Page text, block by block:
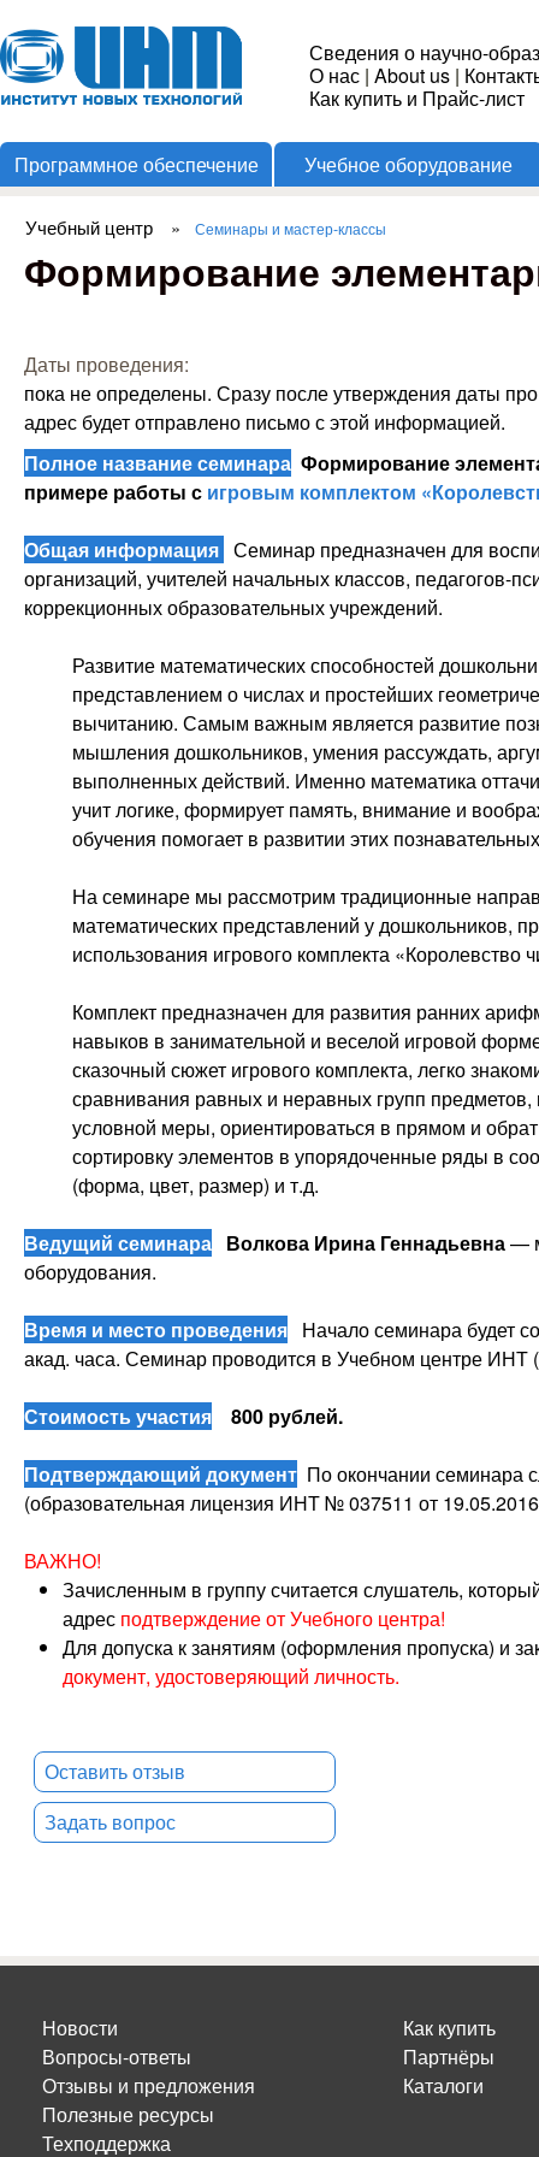
Институт
Новых
Технологий
Сведения о научно-
О нас | About us |
Как купить и Прайс-лист
Программное обеспечение Учебное оборудование
Вы здесь
Учебный центр » Семинары и мастер-классы
Формирование
Даты проведения:
пока не определены. Сразу после утверждения даты
адрес будет отправлено письмо с этой информацией.
Полное название семинара Формирование
примере работы с игровым комплектом
Общая информация Семинар предназначен для
организаций, учителей начальных классов, педагогов-
коррекционных образовательных учреждений.
Развитие математических способностей
представлением о числах и простейших
вычитанию. Самым важным является развитие
мышления дошкольников, умения рассуждать,
выполненных действий. Именно математика
учит логике, формирует память, внимание и
обучения помогает в развитии этих
На семинаре мы рассмотрим традиционные
математических представлений у
использования игрового комплекта «Королевство
Комплект предназначен для развития ранних
навыков в занимательной и веселой игровой
сказочный сюжет игрового комплекта, легко
сравнивания равных и неравных групп
условной меры, ориентироваться в прямом и
сортировку элементов в упорядоченные ряды в
(форма, цвет, размер) и т.д.
Ведущий семинара Волкова Ирина Геннадьевна—
оборудования.
Время и место проведения Начало семинара будет
акад. часа. Семинар проводится в Учебном центре ИНТ
Стоимость участия 800 рублей.
Подтверждающий документ По окончании семинара
(образовательная лицензия ИНТ № 037511 от
ВАЖНО!
Зачисленным в группу считается слушатель,
адрес подтверждение от Учебного центра!
Для допуска к занятиям (оформления пропуска) и
документ, удостоверяющий личность.
Оставить отзыв
Задать вопрос
Новости
Вопросы-ответы
Отзывы и предложения
Полезные ресурсы
Техподдержка
Как купить
Партнёры
Каталоги